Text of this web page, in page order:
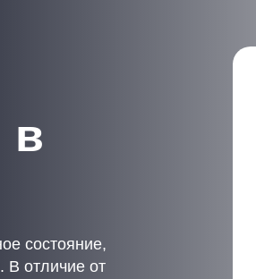
в
состояние,
В отличие от